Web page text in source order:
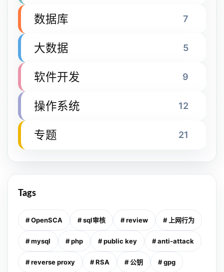
数据库 7
大数据 5
软件开发 9
操作系统 12
专题 21
Tags
# OpenSCA # sql审核 # review # 上网行为
# mysql # php # public key # anti-attack
# reverse proxy # RSA # 公钥 # gpg